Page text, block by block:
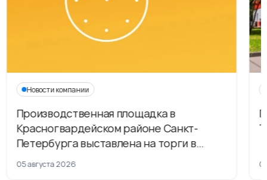
Новости компании
Производственная площадка в
Красногвардейском районе Санкт-
Петербурга выставлена на торги в
рамках приватизации
05 августа 2026